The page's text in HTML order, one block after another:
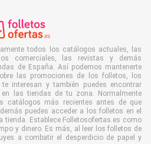
todos los catálogos actuales, las
comerciales, las revistas y demás
de España. Así podemos mantenerte
las promociones de los folletos, los
interesan y también puedes encontrar
las tiendas de tu zona. Normalmente
catálogos más recientes antes de que
puedes acceder a los folletos en el
tienda. Establece Folletosofertas.es como
y dinero. Es más, al leer los folletos de
a combatir el desperdicio de papel y